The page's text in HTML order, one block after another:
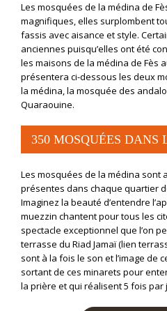
Les mosquées de la médina de
magnifiques, elles surplombent
fassis avec aisance et style.
anciennes puisqu’elles ont été
les maisons de la médina de Fès
présentera ci-dessous les deux
la médina, la mosquée des
Quaraouine.
350 MOSQUÉES DANS
Les mosquées de la médina sont
présentes dans chaque quartier
Imaginez la beauté d’entendre
muezzin chantent pour tous les
spectacle exceptionnel que l’on
terrasse du Riad Jamaï (lien
sont à la fois le son et l’image de
sortant de ces minarets pour
la prière et qui réalisent 5 fois par